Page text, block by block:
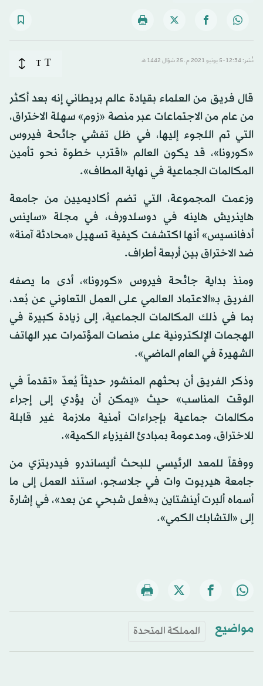
نُشر: 12:34-5 يونيو 2021 م ـ 25 شوّال 1442 هـ T
T
قال فريق من العلماء بقيادة عالم بريطاني إنه بعد أكثر
من عام من الاجتماعات عبر منصة «زوم» سهلة الاختراق،
التي تم اللجوء إليها، في ظل تفشي جائحة فيروس
«كورونا»، قد يكون العالم «اقترب خطوة نحو تأمين
المكالمات الجماعية في نهاية المطاف».
وزعمت المجموعة، التي تضم أكاديميين من جامعة
هاينريش هاينه في دوسلدورف، في مجلة «ساينس
أدفانسيس» أنها اكتشفت كيفية تسهيل «محادثة آمنة»
ضد الاختراق بين أربعة أطراف.
ومنذ بداية جائحة فيروس «كورونا»، أدى ما يصفه
الفريق بـ«الاعتماد العالمي على العمل التعاوني عن بُعد،
بما في ذلك المكالمات الجماعية، إلى زيادة كبيرة في
الهجمات الإلكترونية على منصات المؤتمرات عبر الهاتف
الشهيرة في العام الماضي».
وذكر الفريق أن بحثهم المنشور حديثاً يُعدّ «تقدماً في
الوقت المناسب» حيث «يمكن أن يؤدي إلى إجراء
مكالمات جماعية بإجراءات أمنية ملازمة غير قابلة
للاختراق، ومدعومة بمبادئ الفيزياء الكمية».
ووفقاً للمعد الرئيسي للبحث أليساندرو فيدريتزي من
جامعة هيريوت وات في جلاسجو، استند العمل إلى ما
أسماه ألبرت أينشتاين بـ«فعل شبحي عن بعد»، في إشارة
إلى «التشابك الكمي».
مواضيع المملكة المتحدة